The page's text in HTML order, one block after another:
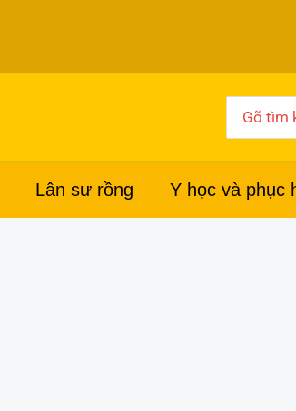
for:
Lân sư rồng Y học và phục